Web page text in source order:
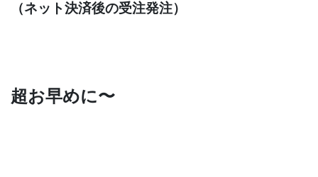
（ネット決済後の受注発注）
超お早めに〜